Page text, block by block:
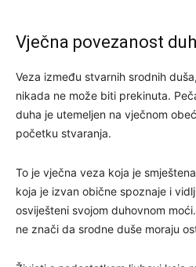
Vječna povezanost
Veza između stvarnih srodnih
nikada ne može biti prekinuta.
duha je utemeljen na vječnom
početku stvaranja.
To je vječna veza koja je
koja je izvan obične spoznaje i
osviješteni svojom duhovnom
ne znači da srodne duše moraju